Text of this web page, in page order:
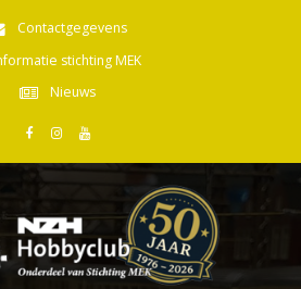
Contactgegevens
stichting MEK
Nieuws